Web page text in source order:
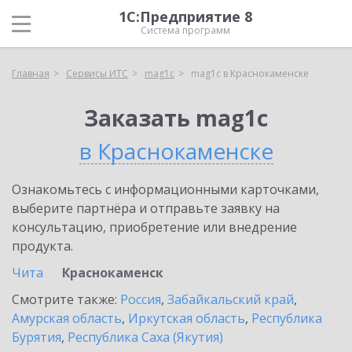
1С:Предприятие 8
Система программ
Главная Сервисы ИТС mag1c mag1c в Краснокаменске
Заказать mag1c
в Краснокаменске
Ознакомьтесь с информационными карточками,
выберите партнёра и отправьте заявку на
консультацию, приобретение или внедрение
продукта.
Чита
Краснокаменск
Смотрите также: Россия, Забайкальский край,
Амурская область, Иркутская область, Республика
Бурятия, Республика Саха (Якутия)